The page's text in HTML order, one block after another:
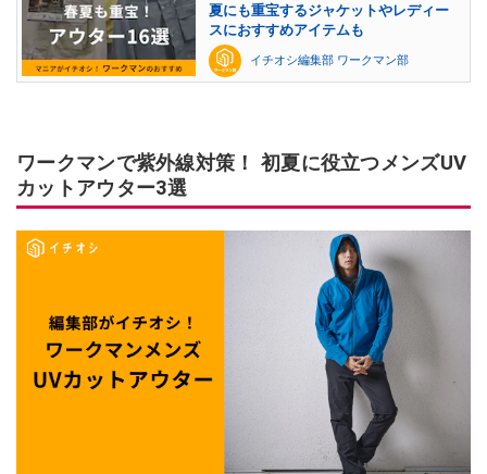
夏にも重宝するジャケットやレディー
スにおすすめアイテムも
イチオシ編集部 ワークマン部
ワークマンで紫外線対策！ 初夏に役立つメンズUV
カットアウター3選